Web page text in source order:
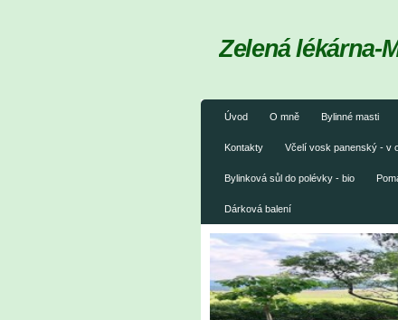
Úvod O mně Bylinné masti
Kontakty Včelí vosk panenský - v
Bylinková sůl do polévky - bio
Dárková balení
Zelená lékárna-